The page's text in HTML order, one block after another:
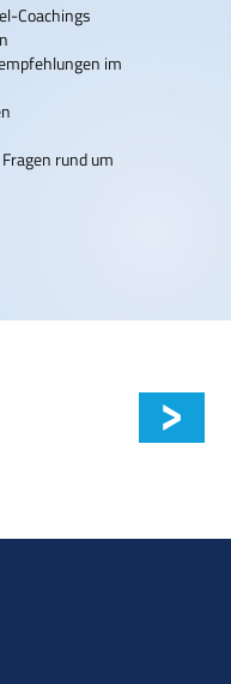
Coachings
im
rund um